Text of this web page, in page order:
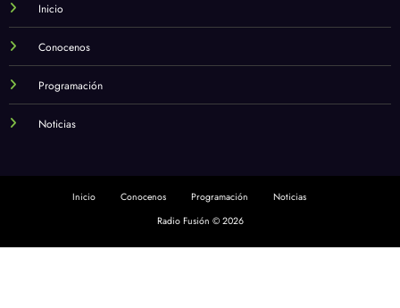
Inicio
Conocenos
Programación
Noticias
Inicio Conocenos Programación
Noticias
Radio Fusión © 2026